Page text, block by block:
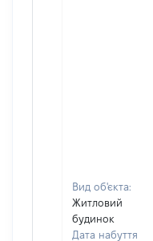
Вид об'єкта:
Житловий
будинок
Дата набуття